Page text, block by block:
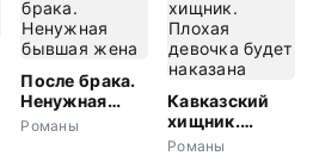
После брака.
Ненужная
бывшая жена
Романы
Кавказский
хищник.
Плохая
Романы